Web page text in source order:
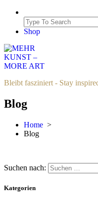
Shop
Bleibt fasziniert - Stay
Blog
Home >
Blog
Suchen nach:
Kategorien